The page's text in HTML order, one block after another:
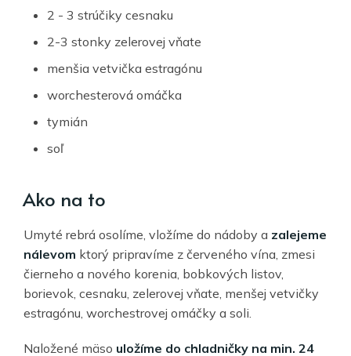
2 - 3 strúčiky cesnaku
2-3 stonky zelerovej vňate
menšia vetvička estragónu
worchesterová omáčka
tymián
soľ
Ako na to
Umyté rebrá osolíme, vložíme do nádoby a zalejeme
nálevom ktorý pripravíme z červeného vína, zmesi
čierneho a nového korenia, bobkových listov,
borievok, cesnaku, zelerovej vňate, menšej vetvičky
estragónu, worchestrovej omáčky a soli.
Naložené mäso uložíme do chladničky na min. 24